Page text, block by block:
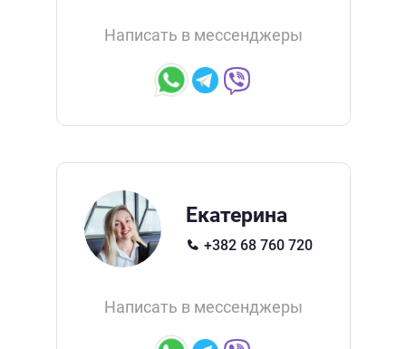
Написать в мессенджеры
Екатерина
+382 68 760 720
Написать в мессенджеры